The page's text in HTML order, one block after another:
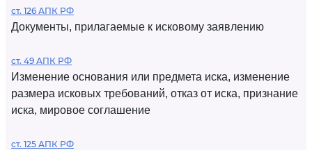
ст. 126 АПК РФ
Документы, прилагаемые к исковому заявлению
ст. 49 АПК РФ
Изменение основания или предмета иска, изменение
размера исковых требований, отказ от иска, признание
иска, мировое соглашение
ст. 125 АПК РФ